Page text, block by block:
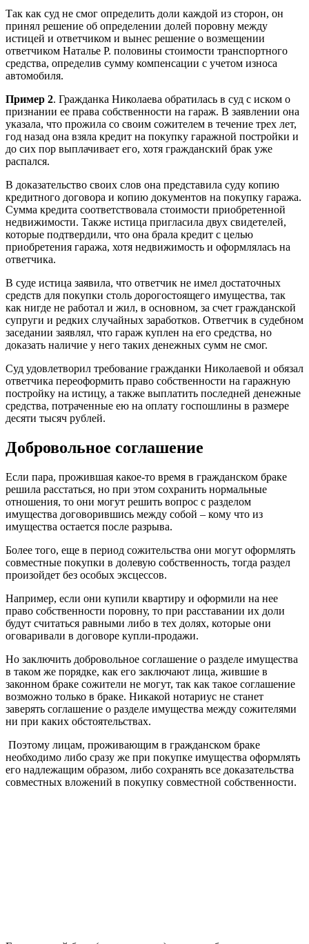
Так как суд не смог определить доли каждой из сторон, он
принял решение об определении долей поровну между
истицей и ответчиком и вынес решение о возмещении
ответчиком Наталье Р. половины стоимости транспортного
средства, определив сумму компенсации с учетом износа
автомобиля.
Пример 2. Гражданка Николаева обратилась в суд с иском о
признании ее права собственности на гараж. В заявлении она
указала, что прожила со своим сожителем в течение трех лет,
год назад она взяла кредит на покупку гаражной постройки и
до сих пор выплачивает его, хотя гражданский брак уже
распался.
В доказательство своих слов она представила суду копию
кредитного договора и копию документов на покупку гаража.
Сумма кредита соответствовала стоимости приобретенной
недвижимости. Также истица пригласила двух свидетелей,
которые подтвердили, что она брала кредит с целью
приобретения гаража, хотя недвижимость и оформлялась на
ответчика.
В суде истица заявила, что ответчик не имел достаточных
средств для покупки столь дорогостоящего имущества, так
как нигде не работал и жил, в основном, за счет гражданской
супруги и редких случайных заработков. Ответчик в судебном
заседании заявлял, что гараж куплен на его средства, но
доказать наличие у него таких денежных сумм не смог.
Суд удовлетворил требование гражданки Николаевой и обязал
ответчика переоформить право собственности на гаражную
постройку на истицу, а также выплатить последней денежные
средства, потраченные ею на оплату госпошлины в размере
десяти тысяч рублей.
Добровольное соглашение
Если пара, прожившая какое-то время в гражданском браке
решила расстаться, но при этом сохранить нормальные
отношения, то они могут решить вопрос с разделом
имущества договорившись между собой – кому что из
имущества остается после разрыва.
Более того, еще в период сожительства они могут оформлять
совместные покупки в долевую собственность, тогда раздел
произойдет без особых эксцессов.
Например, если они купили квартиру и оформили на нее
право собственности поровну, то при расставании их доли
будут считаться равными либо в тех долях, которые они
оговаривали в договоре купли-продажи.
Но заключить добровольное соглашение о разделе имущества
в таком же порядке, как его заключают лица, жившие в
законном браке сожители не могут, так как такое соглашение
возможно только в браке. Никакой нотариус не станет
заверять соглашение о разделе имущества между сожителями
ни при каких обстоятельствах.
Поэтому лицам, проживающим в гражданском браке
необходимо либо сразу же при покупке имущества оформлять
его надлежащим образом, либо сохранять все доказательства
совместных вложений в покупку совместной собственности.